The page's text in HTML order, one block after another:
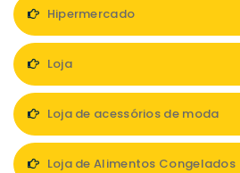
Hipermercado
Loja
Loja de acessórios de moda
Loja de Alimentos Congelados